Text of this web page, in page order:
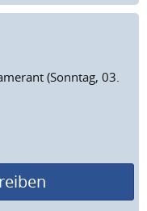
(Sonntag, 03.